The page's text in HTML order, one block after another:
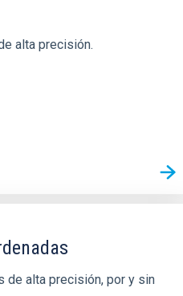
alta precisión.
de alta precisión, por y sin